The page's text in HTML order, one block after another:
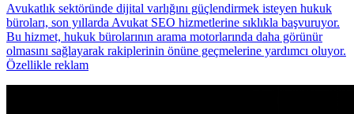
Avukatlık sektöründe dijital varlığını güçlendirmek isteyen hukuk
büroları, son yıllarda Avukat SEO hizmetlerine sıklıkla başvuruyor.
Bu hizmet, hukuk bürolarının arama motorlarında daha görünür
olmasını sağlayarak rakiplerinin önüne geçmelerine yardımcı oluyor.
Özellikle reklam